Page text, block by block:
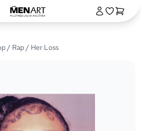
/ Rap/ Her Loss